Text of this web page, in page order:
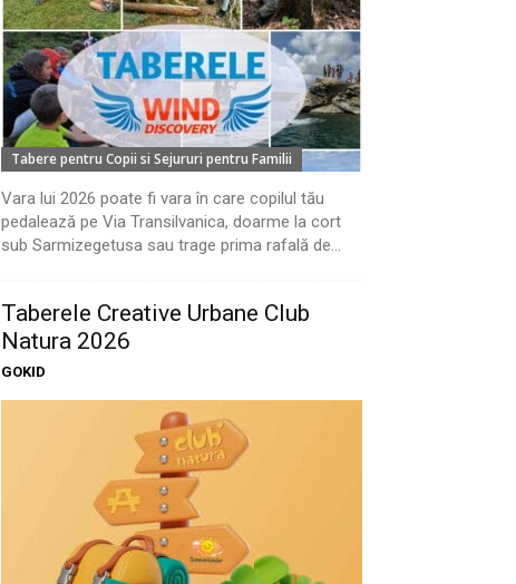
Tabere pentru Copii si Sejururi pentru Familii
Vara lui 2026 poate fi vara în care copilul tău
pedalează pe Via Transilvanica, doarme la cort
sub Sarmizegetusa sau trage prima rafală de...
Taberele Creative Urbane Club
Natura 2026
GOKID